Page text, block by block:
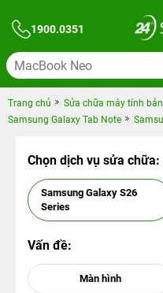
1900.0351
Trang chủ Sửa chữa máy tính
Samsung Galaxy Tab Note
Chọn dịch vụ sửa chữa:
Samsung Galaxy S26
Series
Vấn đề: